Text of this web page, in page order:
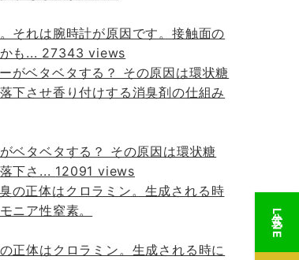
それは腕時計が原因です。接触面の
も... 27343 views
ベタベタする？ その原因は環状糖
下さ... 12091 views
正体はクロラミン。生成される時に
公式LINE